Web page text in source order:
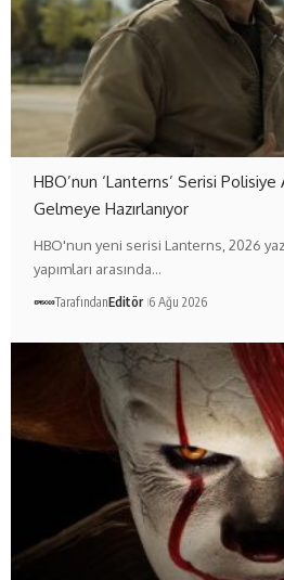
HBO’nun ‘Lanterns’ Serisi Polisiye
Gelmeye Hazırlanıyor
HBO'nun yeni serisi Lanterns, 2026
yapımları arasında…
TarafındanEditör 6 Ağu 2026